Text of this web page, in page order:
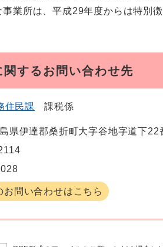
業所は、平成29年度からは特別
関するお問い合わせ先
住民課 課税係
県伊達郡桑折町大字谷地字道下22
お問い合わせはこちら